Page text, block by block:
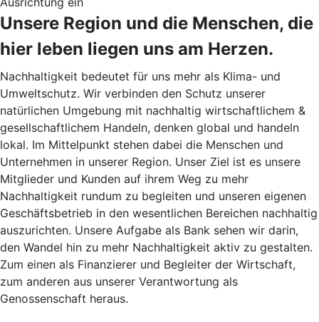
Unsere Region und die Menschen, die
hier leben liegen uns am Herzen.
Nachhaltigkeit bedeutet für uns mehr als Klima- und
Umweltschutz. Wir verbinden den Schutz unserer
natürlichen Umgebung mit nachhaltig wirtschaftlichem &
gesellschaftlichem Handeln, denken global und handeln
lokal. Im Mittelpunkt stehen dabei die Menschen und
Unternehmen in unserer Region. Unser Ziel ist es unsere
Mitglieder und Kunden auf ihrem Weg zu mehr
Nachhaltigkeit rundum zu begleiten und unseren eigenen
Geschäftsbetrieb in den wesentlichen Bereichen nachhaltig
auszurichten. Unsere Aufgabe als Bank sehen wir darin,
den Wandel hin zu mehr Nachhaltigkeit aktiv zu gestalten.
Zum einen als Finanzierer und Begleiter der Wirtschaft,
zum anderen aus unserer Verantwortung als
Genossenschaft heraus.